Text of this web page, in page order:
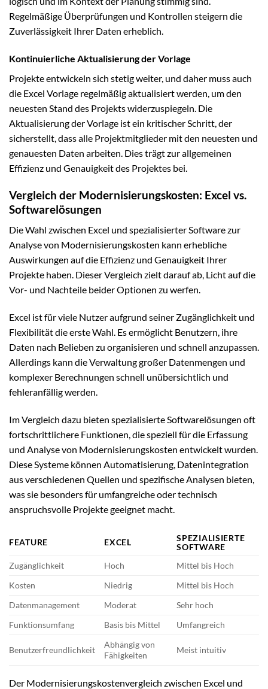
Regelmäßige Überprüfungen und Kontrollen steigern die
Zuverlässigkeit Ihrer Daten erheblich.
Kontinuierliche Aktualisierung der Vorlage
Projekte entwickeln sich stetig weiter, und daher muss auch
die Excel Vorlage regelmäßig aktualisiert werden, um den
neuesten Stand des Projekts widerzuspiegeln. Die
Aktualisierung der Vorlage ist ein kritischer Schritt, der
sicherstellt, dass alle Projektmitglieder mit den neuesten und
genauesten Daten arbeiten. Dies trägt zur allgemeinen
Effizienz und Genauigkeit des Projektes bei.
Vergleich der Modernisierungskosten: Excel vs.
Softwarelösungen
Die Wahl zwischen Excel und spezialisierter Software zur
Analyse von Modernisierungskosten kann erhebliche
Auswirkungen auf die Effizienz und Genauigkeit Ihrer
Projekte haben. Dieser Vergleich zielt darauf ab, Licht auf die
Vor- und Nachteile beider Optionen zu werfen.
Excel ist für viele Nutzer aufgrund seiner Zugänglichkeit und
Flexibilität die erste Wahl. Es ermöglicht Benutzern, ihre
Daten nach Belieben zu organisieren und schnell anzupassen.
Allerdings kann die Verwaltung großer Datenmengen und
komplexer Berechnungen schnell unübersichtlich und
fehleranfällig werden.
Im Vergleich dazu bieten spezialisierte Softwarelösungen oft
fortschrittlichere Funktionen, die speziell für die Erfassung
und Analyse von Modernisierungskosten entwickelt wurden.
Diese Systeme können Automatisierung, Datenintegration
aus verschiedenen Quellen und spezifische Analysen bieten,
was sie besonders für umfangreiche oder technisch
anspruchsvolle Projekte geeignet macht.
FEATURE EXCEL
SPEZIALISIERTE
SOFTWARE
Zugänglichkeit
Hoch
Mittel bis Hoch
Kosten
Niedrig
Mittel bis Hoch
Datenmanagement
Moderat
Sehr hoch
Funktionsumfang
Basis bis Mittel Umfangreich
Benutzerfreundlichkeit
Abhängig von
Fähigkeiten
Meist intuitiv
Der Modernisierungskostenvergleich zwischen Excel und